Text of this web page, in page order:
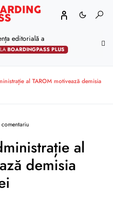
editorială a
LABOARDINGPASS PLUS
al TAROM motivează demisia
comentariu
al
demisia